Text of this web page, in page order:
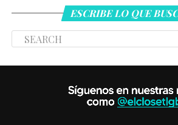
ESCRIBE LO QUE